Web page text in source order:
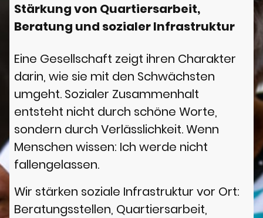
Stärkung von Quartiersarbeit,
Beratung und sozialer Infrastruktur
Eine Gesellschaft zeigt ihren Charakter
darin, wie sie mit den Schwächsten
umgeht. Sozialer Zusammenhalt
entsteht nicht durch schöne Worte,
sondern durch Verlässlichkeit. Wenn
Menschen wissen: Ich werde nicht
fallengelassen.
Wir stärken soziale Infrastruktur vor Ort:
Beratungsstellen, Quartiersarbeit,